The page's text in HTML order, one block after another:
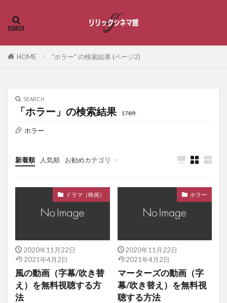
HOME "ホラー" の検索結果 (ページ2)
SEARCH
「ホラー」の検索結果 174件
ホラー
新着順 人気順 お勧めカテゴリ
恋愛・ラブストーリー
ドラマ（映画）
2020年11月22日
2021年4月2日
風の動画（字幕/吹き替
え）を無料視聴する方
法
ホラー
2020年11月22日
2021年4月2日
マーターズの動画（字
幕/吹き替え）を無料視
聴する方法